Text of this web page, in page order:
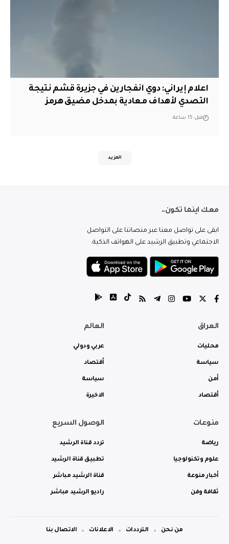
اعلام إيراني: دوي انفجارين في جزيرة قشم نتيجة
التصدي لأهداف معادية بمدخل مضيق هرمز
قبل 15 ساعة
المزيد
معك اينما تكون..
ابقى على تواصل معنا عبر منصاتنا على التواصل
الاجتماعي وتطبيق الرشيد على الهواتف الذكية.
العراق
محليات
سياسة
أمن
أقتصاد
العالم
عربي ودولي
أقتصاد
سياسة
الاخيرة
منوعات
رياضة
علوم وتكنولوجيا
أخبار منوعة
ثقافة وفن
الوصول السريع
تردد قناة الرشيد
تطبيق قناة الرشيد
قناة الرشيد مباشر
راديو الرشيد مباشر
من نحن الترددات الاعلانات الاتصال بنا